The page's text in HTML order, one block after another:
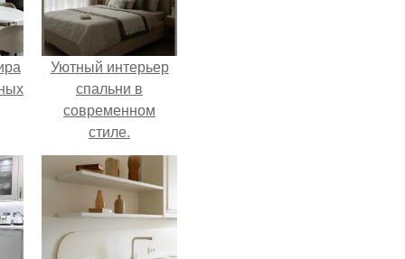
Уютный интерьер
спальни в
современном
стиле.